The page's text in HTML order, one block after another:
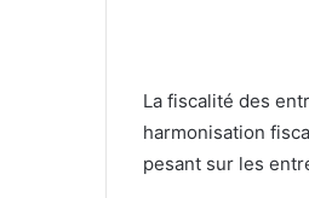
La fiscalité des
harmonisation
pesant sur les